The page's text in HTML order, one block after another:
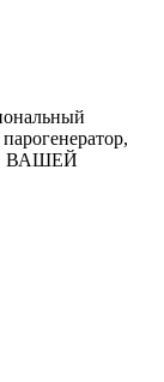
ВАШЕЙ